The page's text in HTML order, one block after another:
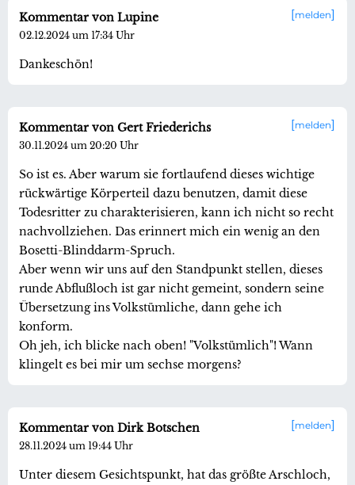
melden
Kommentar von Lupine
02.12.2024 um 17:34 Uhr
Dankeschön!
melden
Kommentar von Gert Friederichs
30.11.2024 um 20:20 Uhr
So ist es. Aber warum sie fortlaufend dieses wichtige
rückwärtige Körperteil dazu benutzen, damit diese
Todesritter zu charakterisieren, kann ich nicht so recht
nachvollziehen. Das erinnert mich ein wenig an den
Bosetti-Blinddarm-Spruch.
Aber wenn wir uns auf den Standpunkt stellen, dieses
runde Abflußloch ist gar nicht gemeint, sondern seine
Übersetzung ins Volkstümliche, dann gehe ich
konform.
Oh jeh, ich blicke nach oben! "Volkstümlich"! Wann
klingelt es bei mir um sechse morgens?
melden
Kommentar von Dirk Botschen
28.11.2024 um 19:44 Uhr
Unter diesem Gesichtspunkt, hat das größte Arschloch,